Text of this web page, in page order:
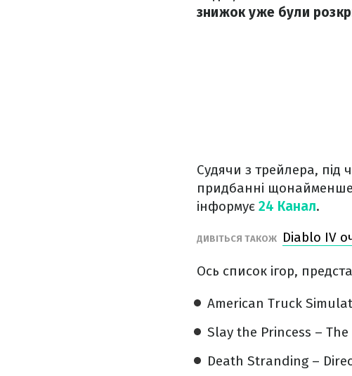
знижок уже були
Судячи з трейлера, під
придбанні щонайменше
інформує 24 Канал.
ДИВІТЬСЯ ТАКОЖ Diablo IV
Ось список ігор,
American Truck
Slay the Princess –
Death Stranding –